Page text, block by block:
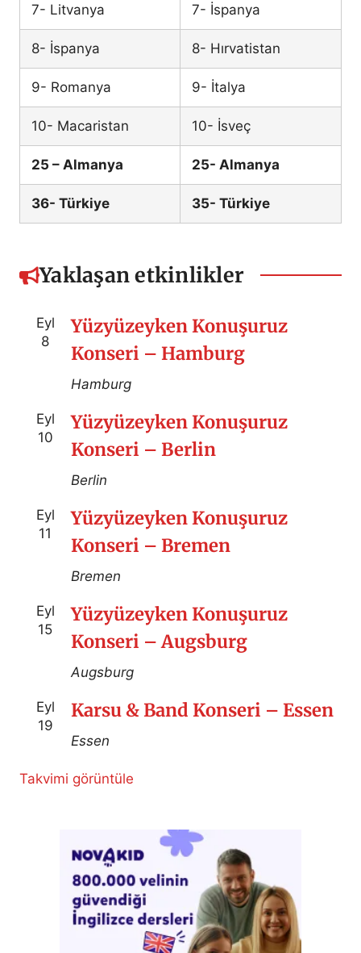
7- Litvanya 7- İspanya
8- İspanya 8- Hırvatistan
9- Romanya 9- İtalya
10- Macaristan 10- İsveç
25 – Almanya 25- Almanya
36- Türkiye 35- Türkiye
Yaklaşan etkinlikler
Eyl
8
Yüzyüzeyken Konuşuruz
Konseri – Hamburg
Hamburg
Eyl
10
Yüzyüzeyken Konuşuruz
Konseri – Berlin
Berlin
Eyl
11
Yüzyüzeyken Konuşuruz
Konseri – Bremen
Bremen
Eyl
15
Yüzyüzeyken Konuşuruz
Konseri – Augsburg
Augsburg
Eyl
19
Karsu & Band Konseri – Essen
Essen
Takvimi görüntüle